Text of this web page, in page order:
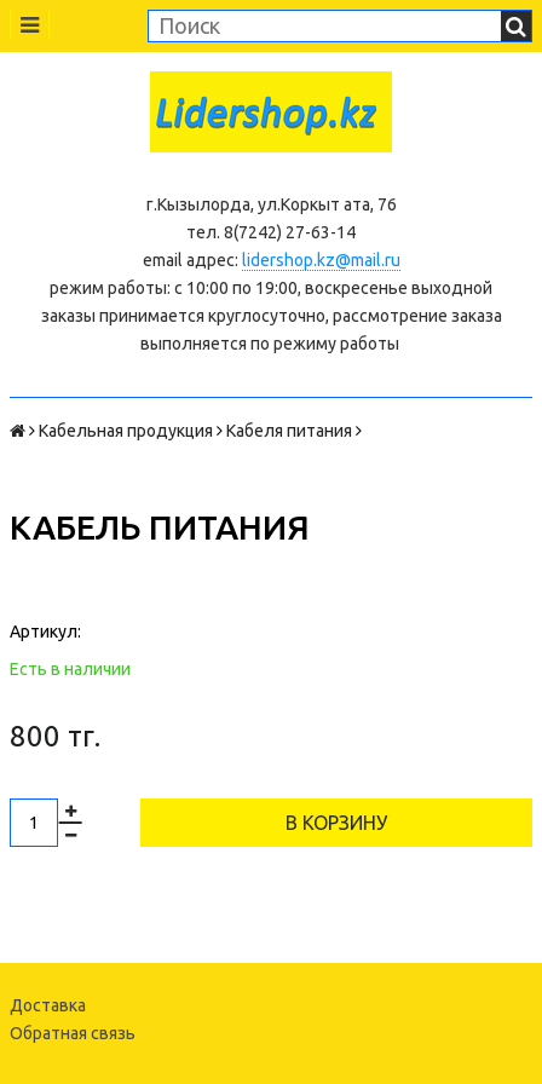
г.Кызылорда, ул.Коркыт ата, 76
тел. 8(7242) 27-63-14
email адрес: lidershop.kz@mail.ru
режим работы: с 10:00 по 19:00, воскресенье выходной
заказы принимается круглосуточно, рассмотрение заказа
выполняется по режиму работы
Кабельная продукция Кабеля питания
КАБЕЛЬ ПИТАНИЯ
Артикул:
Есть в наличии
800 тг.
В КОРЗИНУ
Доставка
Обратная связь